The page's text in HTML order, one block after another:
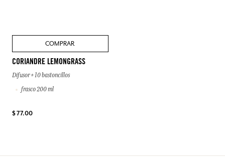
COMPRAR
CORIANDRE LEMONGRASS
Difusor + 10 bastoncillos
frasco 200 ml
$ 77.00